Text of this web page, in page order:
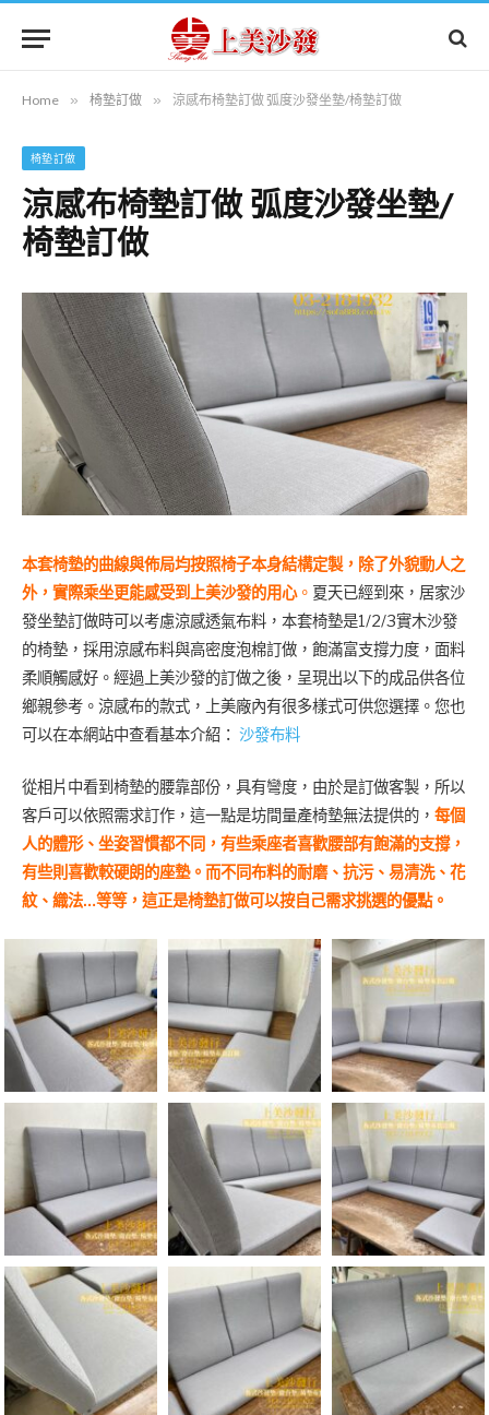
Home » 椅墊訂做 » 涼感布椅墊訂做 弧度沙發坐墊/椅墊訂做
椅墊訂做
涼感布椅墊訂做 弧度沙發坐墊/
椅墊訂做
本套椅墊的曲線與佈局均按照椅子本身結構定製，除了外貌動人之
外，實際乘坐更能感受到上美沙發的用心。 夏天已經到來，居家沙
發坐墊訂做時可以考慮涼感透氣布料，本套椅墊是1/2/3實木沙發
的椅墊，採用涼感布料與高密度泡棉訂做，飽滿富支撐力度，面料
柔順觸感好。經過上美沙發的訂做之後，呈現出以下的成品供各位
鄉親參考。涼感布的款式，上美廠內有很多樣式可供您選擇。您也
可以在本網站中查看基本介紹： 沙發布料
從相片中看到椅墊的腰靠部份，具有彎度，由於是訂做客製，所以
客戶可以依照需求訂作，這一點是坊間量產椅墊無法提供的， 每個
人的體形、坐姿習慣都不同，有些乘座者喜歡腰部有飽滿的支撐，
有些則喜歡較硬朗的座墊。而不同布料的耐磨、抗污、易清洗、花
紋、織法…等等，這正是椅墊訂做可以按自己需求挑選的優點。